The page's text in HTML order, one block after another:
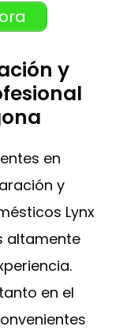
y
en
y
Lynx
altamente
en el